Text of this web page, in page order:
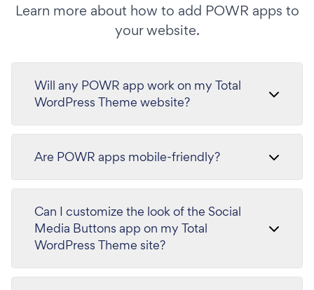
Learn more about how to add POWR apps to
your website.
Will any POWR app work on my Total
WordPress Theme website?
Are POWR apps mobile-friendly?
Can I customize the look of the Social
Media Buttons app on my Total
WordPress Theme site?